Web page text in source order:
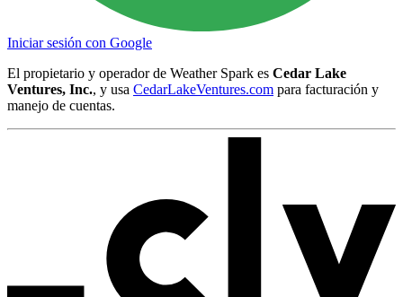
Iniciar sesión con Google
El propietario y operador de Weather Spark es Cedar Lake
Ventures, Inc., y usa CedarLakeVentures.com para facturación y
manejo de cuentas.